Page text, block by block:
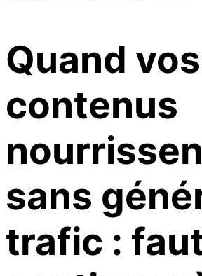
Quand vos
contenus
sans
trafic :